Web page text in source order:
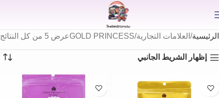
الرئيسية العلامات التجارية GOLD PRINCESSعرض ⁦5⁩ من كل النتائج
إظهار الشريط الجانبي